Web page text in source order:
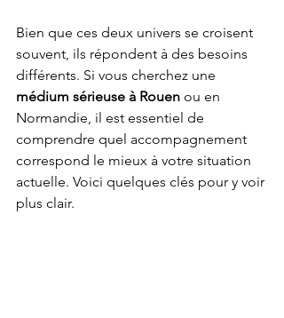
Bien que ces deux univers se croisent
souvent, ils répondent à des besoins
différents. Si vous cherchez une
médium sérieuse à Rouen ou en
Normandie, il est essentiel de
comprendre quel accompagnement
correspond le mieux à votre situation
actuelle. Voici quelques clés pour y voir
plus clair.